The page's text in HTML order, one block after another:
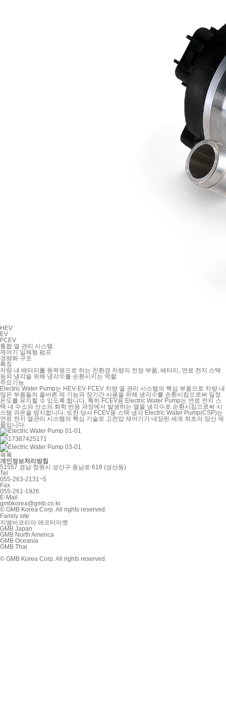
HEV
EV
FCEV
통합 열 관리 시스템
제어기 일체형 펌프
경량화 구조
특징
차량 내 배터리를 동력원으로 하는 친환경 차량의 전장 부품, 배터리, 연료 전지 스택
등의 냉각을 위해 냉각수를 순환시키는 역할
주요기능
Electric Water Pump는 HEV·EV·FCEV 차량 열 관리 시스템의 핵심 부품으로 차량 내
많은 부품들의 올바른 제 기능과 장기간 사용을 위해 냉각수를 순환시킴으로써 일정
온도를 유지할 수 있도록 합니다. 특히 FCEV용 Electric Water Pump는 연료 전지 스
택 내 수소와 산소의 화학 반응 과정에서 발생하는 열을 냉각수로 순환시킴으로써 시
스템 과온을 방지합니다. 또한 당사 FCEV용 스택 냉각 Electric Water Pump(CSP)는
연료 전지 열관리 시스템의 핵심 기술로 고전압 제어기가 내장된 세계 최초의 양산 제
품입니다.
목록
개인정보처리방침
51557 경남 창원시 성산구 웅남로 618 (성산동)
Tel
055-263-2131~5
Fax
055-261-1926
E-Mail
gmbkorea@gmb.co.kr
© GMB Korea Corp. All rights reserved.
Family site
지엠비코리아 애프터마켓
GMB Japan
GMB North America
GMB Oceania
GMB Thai
© GMB Korea Corp. All rights reserved.